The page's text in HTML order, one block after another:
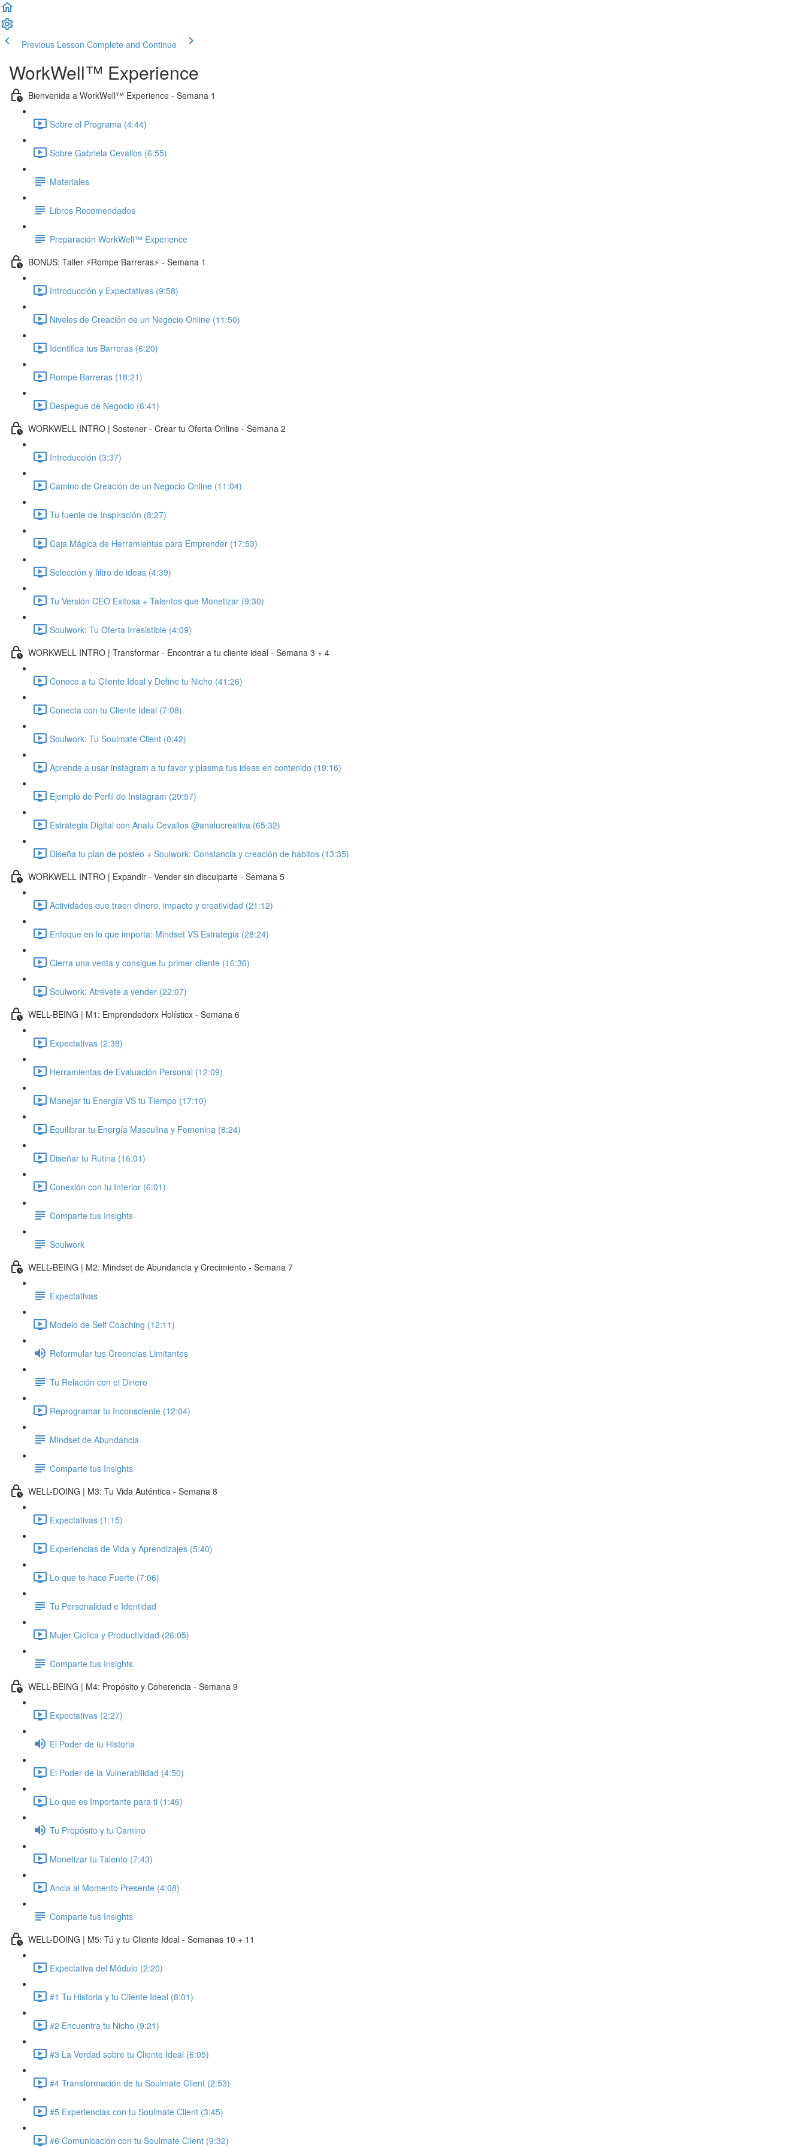
Previous Lesson Complete and Continue
WorkWell™ Experience
Bienvenida a WorkWell™ Experience - Semana 1
Sobre el Programa (4:44)
Sobre Gabriela Cevallos (6:55)
Materiales
Libros Recomendados
Preparación WorkWell™ Experience
BONUS: Taller ⚡️Rompe Barreras⚡️ - Semana 1
Introducción y Expectativas (9:58)
Niveles de Creación de un Negocio Online (11:50)
Identifica tus Barreras (6:20)
Rompe Barreras (18:21)
Despegue de Negocio (6:41)
WORKWELL INTRO | Sostener - Crear tu Oferta Online - Semana 2
Introducción (3:37)
Camino de Creación de un Negocio Online (11:04)
Tu fuente de Inspiración (8:27)
Caja Mágica de Herramientas para Emprender (17:53)
Selección y filtro de ideas (4:39)
Tu Versión CEO Exitosa + Talentos que Monetizar (9:30)
Soulwork: Tu Oferta Irresistible (4:09)
WORKWELL INTRO | Transformar - Encontrar a tu cliente ideal - Semana 3 + 4
Conoce a tu Cliente Ideal y Define tu Nicho (41:26)
Conecta con tu Cliente Ideal (7:08)
Soulwork: Tu Soulmate Client (0:42)
Aprende a usar instagram a tu favor y plasma tus ideas en contenido (19:16)
Ejemplo de Perfil de Instagram (29:57)
Estrategia Digital con Analu Cevallos @analucreativa (65:32)
Diseña tu plan de posteo + Soulwork: Constancia y creación de hábitos (13:35)
WORKWELL INTRO | Expandir - Vender sin disculparte - Semana 5
Actividades que traen dinero, impacto y creatividad (21:12)
Enfoque en lo que importa: Mindset VS Estrategia (28:24)
Cierra una venta y consigue tu primer cliente (16:36)
Soulwork: Atrévete a vender (22:07)
WELL-BEING | M1: Emprendedorx Holísticx - Semana 6
Expectativas (2:38)
Herramientas de Evaluación Personal (12:09)
Manejar tu Energía VS tu Tiempo (17:10)
Equilibrar tu Energía Masculina y Femenina (8:24)
Diseñar tu Rutina (16:01)
Conexión con tu Interior (6:01)
Comparte tus Insights
Soulwork
WELL-BEING | M2: Mindset de Abundancia y Crecimiento - Semana 7
Expectativas
Modelo de Self Coaching (12:11)
Reformular tus Creencias Limitantes
Tu Relación con el Dinero
Reprogramar tu Inconsciente (12:04)
Mindset de Abundancia
Comparte tus Insights
WELL-DOING | M3: Tu Vida Auténtica - Semana 8
Expectativas (1:15)
Experiencias de Vida y Aprendizajes (5:40)
Lo que te hace Fuerte (7:06)
Tu Personalidad e Identidad
Mujer Cíclica y Productividad (26:05)
Comparte tus Insights
WELL-BEING | M4: Propósito y Coherencia - Semana 9
Expectativas (2:27)
El Poder de tu Historia
El Poder de la Vulnerabilidad (4:50)
Lo que es Importante para ti (1:46)
Tu Propósito y tu Camino
Monetizar tu Talento (7:43)
Ancla al Momento Presente (4:08)
Comparte tus Insights
WELL-DOING | M5: Tú y tu Cliente Ideal - Semanas 10 + 11
Expectativa del Módulo (2:20)
#1 Tu Historia y tu Cliente Ideal (8:01)
#2 Encuentra tu Nicho (9:21)
#3 La Verdad sobre tu Cliente Ideal (6:05)
#4 Transformación de tu Soulmate Client (2:53)
#5 Experiencias con tu Soulmate Client (3:45)
#6 Comunicación con tu Soulmate Client (9:32)